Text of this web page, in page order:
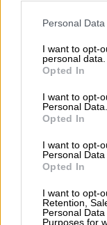
Please note that
not limited to your
grant or deny
use your data for
consent section.
Personal
I want to opt-
personal data.
Opted In
I want to opt-
Personal Data.
Opted In
I want to opt-
Personal Data
Opted In
I want to opt-
Retention,
Personal
Purposes for
μια άλλη».
σημείωσε: «
πολιτική
ειδικά τώρα
επιτρέπει να
φορώντας τη
ιδεολόγος
βλέπει όλος
θέση.